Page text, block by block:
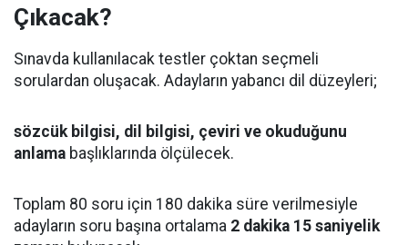
Çıkacak?
Sınavda kullanılacak testler çoktan seçmeli
sorulardan oluşacak. Adayların yabancı dil düzeyleri;
sözcük bilgisi, dil bilgisi, çeviri ve okuduğunu
anlama başlıklarında ölçülecek.
Toplam 80 soru için 180 dakika süre verilmesiyle
adayların soru başına ortalama 2 dakika 15 saniyelik